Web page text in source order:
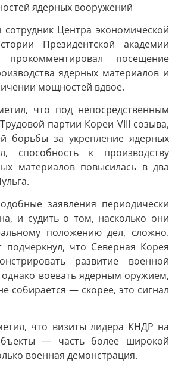
ядерных вооружений
Центра экономической
Президентской академии
посещение
ядерных материалов и
мощностей вдвое.
что под непосредственным
партии Кореи VIII созыва,
борьбы за укрепление ядерных
способность к производству
материалов повысилась в два
заявления периодически
и судить о том, насколько они
положению дел, сложно.
подчеркнул, что Северная Корея
развитие военной
воевать ядерным оружием,
собирается — скорее, это сигнал
что визиты лидера КНДР на
— часть более широкой
военная демонстрация.